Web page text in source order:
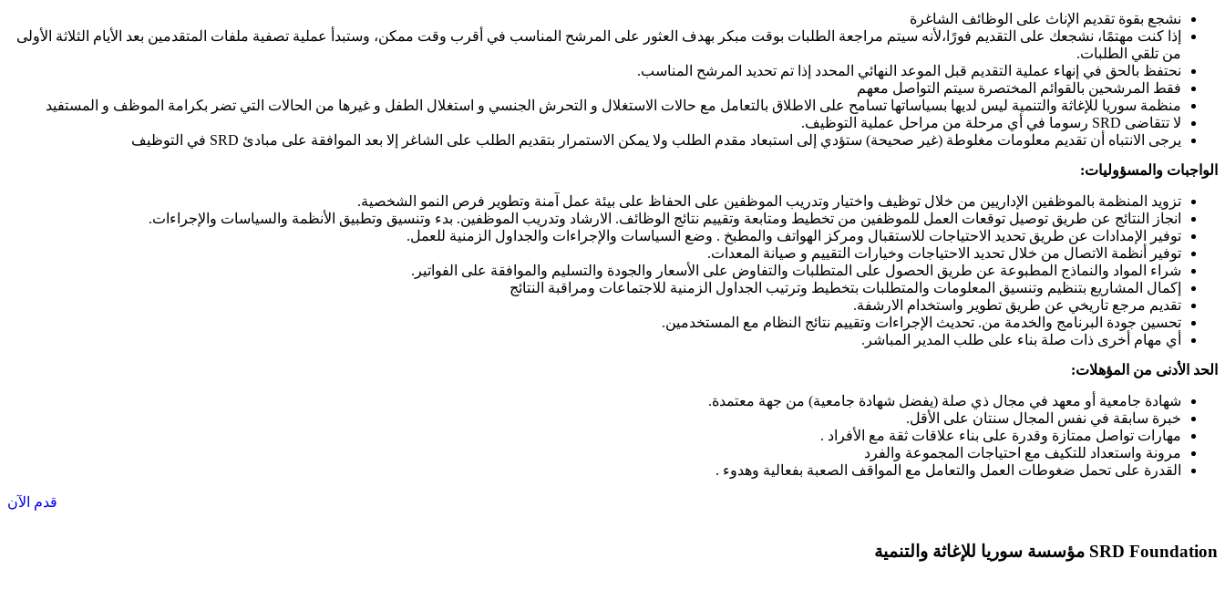
نشجع بقوة تقديم الإناث على الوظائف الشاغرة
إذا كنت مهتمًا، نشجعك على التقديم فورًا،لأنه سيتم مراجعة الطلبات بوقت مبكر بهدف العثور على المرشح المناسب في أقرب وقت ممكن، وستبدأ عملية تصفية ملفات المتقدمين بعد الأيام الثلاثة الأولى
من تلقي الطلبات.
نحتفظ بالحق في إنهاء عملية التقديم قبل الموعد النهائي المحدد إذا تم تحديد المرشح المناسب.
فقط المرشحين بالقوائم المختصرة سيتم التواصل معهم
منظمة سوريا للإغاثة والتنمية ليس لديها بسياساتها تسامح على الاطلاق بالتعامل مع حالات الاستغلال و التحرش الجنسي و استغلال الطفل و غيرها من الحالات التي تضر بكرامة الموظف و المستفيد
لا تتقاضى SRD رسوما في أي مرحلة من مراحل عملية التوظيف.
يرجى الانتباه أن تقديم معلومات مغلوطة (غير صحيحة) ستؤدي إلى استبعاد مقدم الطلب ولا يمكن الاستمرار بتقديم الطلب على الشاغر إلا بعد الموافقة على مبادئ SRD في التوظيف
الواجبات والمسؤوليات:
تزويد المنظمة بالموظفين الإداريين من خلال توظيف واختيار وتدريب الموظفين على الحفاظ على بيئة عمل آمنة وتطوير فرص النمو الشخصية.
انجاز النتائج عن طريق توصيل توقعات العمل للموظفين من تخطيط ومتابعة وتقييم نتائج الوظائف. الارشاد وتدريب الموظفين. بدء وتنسيق وتطبيق الأنظمة والسياسات والإجراءات.
توفير الإمدادات عن طريق تحديد الاحتياجات للاستقبال ومركز الهواتف والمطبخ . وضع السياسات والإجراءات والجداول الزمنية للعمل.
توفير أنظمة الاتصال من خلال تحديد الاحتياجات وخيارات التقييم و صيانة المعدات.
شراء المواد والنماذج المطبوعة عن طريق الحصول على المتطلبات والتفاوض على الأسعار والجودة والتسليم والموافقة على الفواتير.
إكمال المشاريع بتنظيم وتنسيق المعلومات والمتطلبات بتخطيط وترتيب الجداول الزمنية للاجتماعات ومراقبة النتائج
تقديم مرجع تاريخي عن طريق تطوير واستخدام الارشفة.
تحسين جودة البرنامج والخدمة من. تحديث الإجراءات وتقييم نتائج النظام مع المستخدمين.
أي مهام أخرى ذات صلة بناء على طلب المدير المباشر.
الحد الأدنى من المؤهلات:
شهادة جامعية أو معهد في مجال ذي صلة (يفضل شهادة جامعية) من جهة معتمدة.
خبرة سابقة في نفس المجال سنتان على الأقل.
مهارات تواصل ممتازة وقدرة على بناء علاقات ثقة مع الأفراد .
مرونة واستعداد للتكيف مع احتياجات المجموعة والفرد
القدرة على تحمل ضغوطات العمل والتعامل مع المواقف الصعبة بفعالية وهدوء .
قدم الآن
SRD Foundation مؤسسة سوريا للإغاثة والتنمية